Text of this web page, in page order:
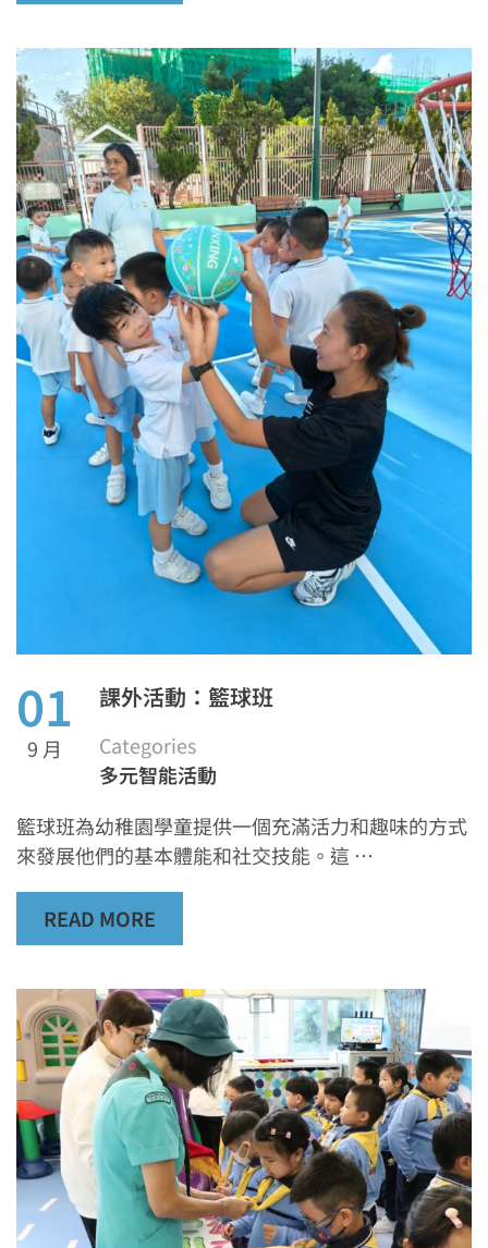
01
9 月
課外活動：籃球班
Categories
多元智能活動
籃球班為幼稚園學童提供一個充滿活力和趣味的方式
來發展他們的基本體能和社交技能。這 …
READ MORE